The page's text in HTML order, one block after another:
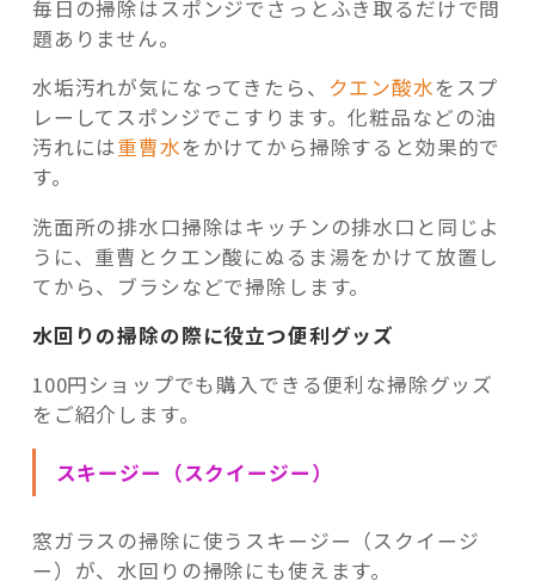
毎日の掃除はスポンジでさっとふき取るだけで問
題ありません。
水垢汚れが気になってきたら、 クエン酸水をスプ
レーしてスポンジでこすります。化粧品などの油
汚れには重曹水をかけてから掃除すると効果的で
す。
洗面所の排水口掃除はキッチンの排水口と同じよ
うに、重曹とクエン酸にぬるま湯をかけて放置し
てから、ブラシなどで掃除します。
水回りの掃除の際に役立つ便利グッズ
100円ショップでも購入できる便利な掃除グッズ
をご紹介します。
スキージー（スクイージー）
窓ガラスの掃除に使うスキージー（スクイージ
ー）が、水回りの掃除にも使えます。